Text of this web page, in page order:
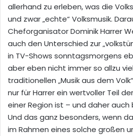
allerhand zu erleben, was die
und zwar „echte“ Volksmusik.
Cheforganisator Dominik Harrer
auch den Unterschied zur
in TV-Shows sonntagsmorgens
aber eben nicht immer so allzu
traditionellen „Musik aus dem
nur für Harrer ein wertvoller Teil
einer Region ist – und daher
Und das ganz besonders, wenn
im Rahmen eines solche großen